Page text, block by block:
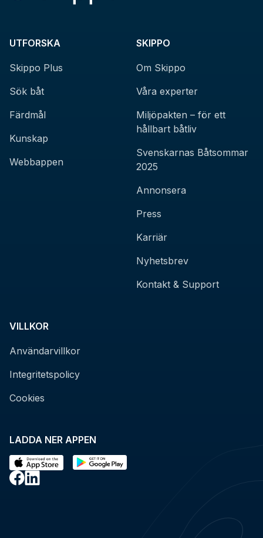
LADDA NER APPEN
UTFORSKA
Skippo Plus
Sök båt
Färdmål
Kunskap
Webbappen
SKIPPO
Om Skippo
Våra experter
Miljöpakten – för ett
hållbart båtliv
Svenskarnas Båtsommar
2025
Annonsera
Press
Karriär
Nyhetsbrev
Kontakt & Support
VILLKOR
Användarvillkor
Integritetspolicy
Cookies